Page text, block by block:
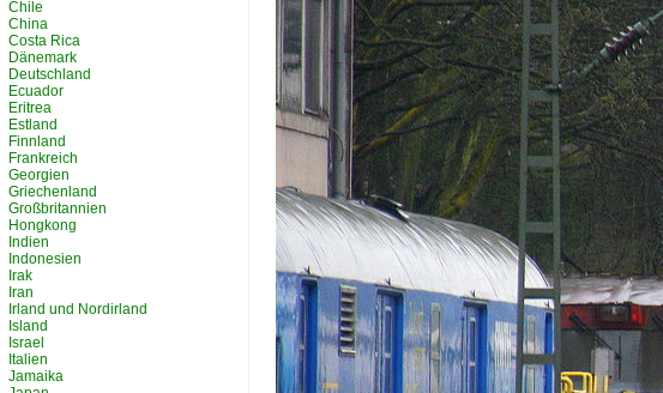
Chile
China
Costa Rica
Dänemark
Deutschland
Ecuador
Eritrea
Estland
Finnland
Frankreich
Georgien
Griechenland
Großbritannien
Hongkong
Indien
Indonesien
Irak
Iran
Irland und Nordirland
Island
Israel
Italien
Jamaika